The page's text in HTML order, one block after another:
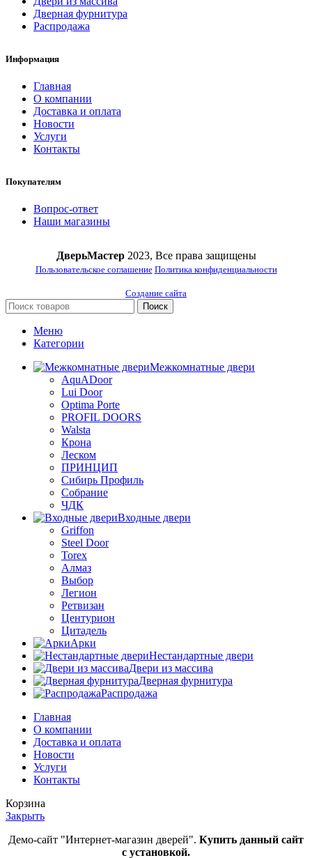
Дверная фурнитура
Распродажа
Информация
Главная
О компании
Доставка и оплата
Новости
Услуги
Контакты
Покупателям
Вопрос-ответ
Наши магазины
ДверьМастер 2023, Все права защищены
Пользовательское соглашение Политика конфиденциальности
Создание сайта
Поиск
Меню
Категории
Межкомнатные двери
AquADoor
Lui Door
Optima Porte
PROFIL DOORS
Walsta
Крона
Леском
ПРИНЦИП
Сибирь Профиль
Собрание
ЧДК
Входные двери
Griffon
Steel Door
Torex
Алмаз
Выбор
Легион
Ретвизан
Центурион
Цитадель
Арки
Нестандартные двери
Двери из массива
Дверная фурнитура
Распродажа
Главная
О компании
Доставка и оплата
Новости
Услуги
Контакты
Корзина
Закрыть
Демо-сайт "Интернет-магазин дверей". Купить данный сайт
с установкой.